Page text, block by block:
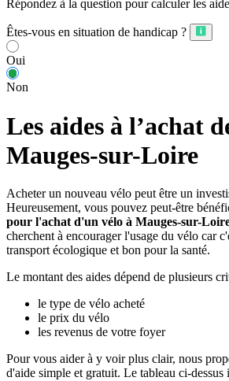
Répondez à la question pour calculer les
Êtes-vous en situation de handicap ?
Oui
Non
Les aides à l’achat
Mauges-sur-Loire
Acheter un nouveau vélo peut être un
Heureusement, vous pouvez peut-être
pour l'achat d'un vélo à Mauges-sur-
cherchent à encourager l'usage du vélo car
transport écologique et bon pour la santé.
Le montant des aides dépend de plusieurs
le type de vélo acheté
le prix du vélo
les revenus de votre foyer
Pour vous aider à y voir plus clair, nous
d'aide simple et gratuit. Le tableau ci-